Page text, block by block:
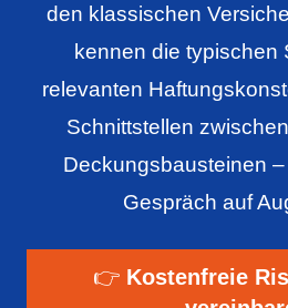
den klassischen
kennen die typischen
relevanten
Schnittstellen
Deckungsbausteinen
Gespräch auf
👉 Kostenfreie